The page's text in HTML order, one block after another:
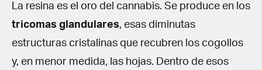
La resina es el oro del cannabis. Se produce en los
tricomas glandulares, esas diminutas
estructuras cristalinas que recubren los cogollos
y, en menor medida, las hojas. Dentro de esos